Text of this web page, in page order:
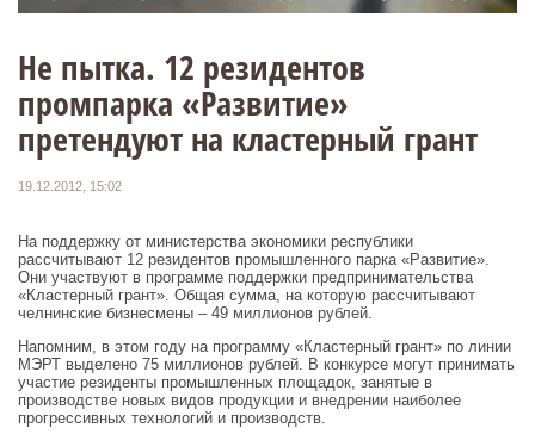
Не пытка. 12 резидентов
промпарка «Развитие»
претендуют на кластерный грант
19.12.2012, 15:02
На поддержку от министерства экономики республики
рассчитывают 12 резидентов промышленного парка «Развитие».
Они участвуют в программе поддержки предпринимательства
«Кластерный грант». Общая сумма, на которую рассчитывают
челнинские бизнесмены – 49 миллионов рублей.
Напомним, в этом году на программу «Кластерный грант» по линии
МЭРТ выделено 75 миллионов рублей. В конкурсе могут принимать
участие резиденты промышленных площадок, занятые в
производстве новых видов продукции и внедрении наиболее
прогрессивных технологий и производств.